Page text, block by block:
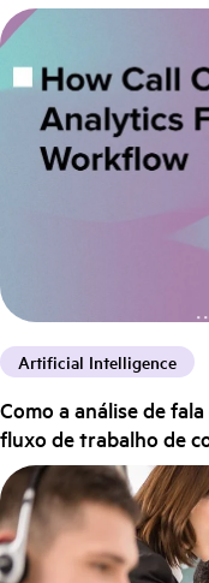
Artificial Intelligence
Como a análise de
fluxo de trabalho de